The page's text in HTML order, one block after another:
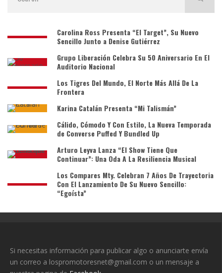
Carolina Ross Presenta “El Target”, Su Nuevo
Sencillo Junto a Denise Gutiérrez
Grupo Liberación Celebra Su 50 Aniversario En El
Auditorio Nacional
Los Tigres Del Mundo, El Norte Más Allá De La
Frontera
Karina Catalán Presenta “Mi Talismán”
Cálido, Cómodo Y Con Estilo, La Nueva Temporada
de Converse Puffed Y Bundled Up
Arturo Leyva Lanza “El Show Tiene Que
Continuar”: Una Oda A La Resiliencia Musical
Los Compares Mty. Celebran 7 Años De Trayectoria
Con El Lanzamiento De Su Nuevo Sencillo:
“Egoísta”
Si necesitas información para publicar algo o anunciarte envía
un correo a lospromotoresnet@gmail.com o un mensaje a